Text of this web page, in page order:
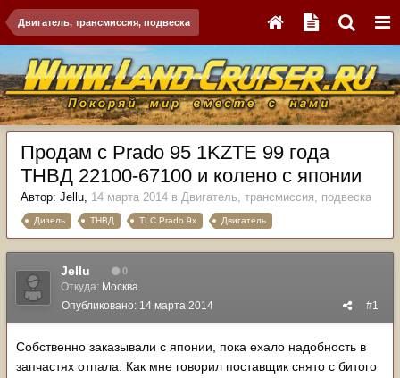
Двигатель, трансмиссия, подвеска
Продам с Prado 95 1KZTE 99 года
ТНВД 22100-67100 и колено с японии
Автор: Jellu, 14 марта 2014 в Двигатель, трансмиссия, подвеска
Дизель ТНВД TLC Prado 9x Двигатель
Jellu 0
Откуда: Москва
#1
Опубликовано: 14 марта 2014
Собственно заказывали с японии, пока ехало надобность в
запчастях отпала. Как мне говорил поставщик снято с битого